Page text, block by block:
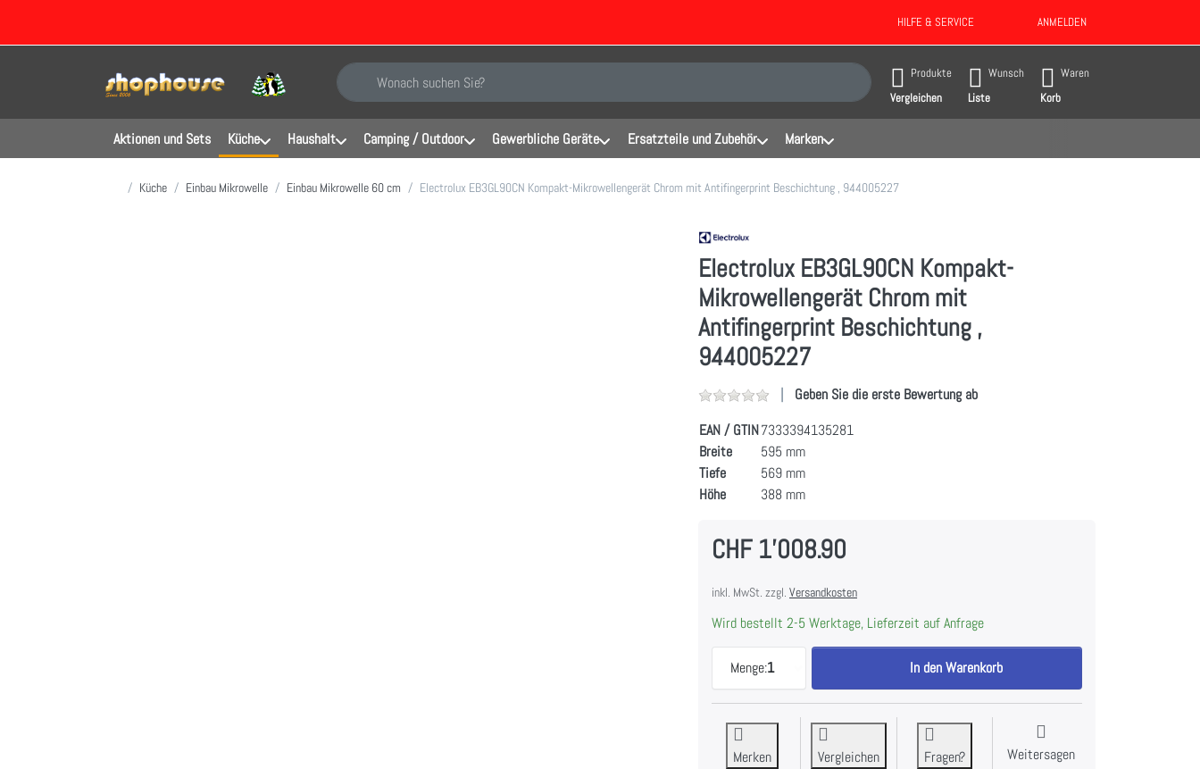
HILFE & SERVICE ANMELDEN
Geben Sie einen Suchbegriff ein. Während Sie tippen, erscheinen automatisch erste Ergebnisse. Drücken Sie die Eingabetaste, um alle Ergebnisse aufzurufen.
Produkte
Vergleichen
Wunsch
Liste
Waren
Korb
Aktionen und Sets Küche Haushalt Camping / Outdoor Gewerbliche Geräte Ersatzteile und Zubehör Marken
Startseite
Küche Einbau Mikrowelle Einbau Mikrowelle 60 cm Electrolux EB3GL90CN Kompakt-Mikrowellengerät Chrom mit Antifingerprint Beschichtung , 944005227
Electrolux EB3GL90CN Kompakt-
Mikrowellengerät Chrom mit
Antifingerprint Beschichtung ,
944005227
Geben Sie die erste Bewertung ab
EAN / GTIN7333394135281
Breite
595 mm
Tiefe
569 mm
Höhe
388 mm
CHF 1'008.90
inkl. MwSt. zzgl. Versandkosten
Wird bestellt 2-5 Werktage, Lieferzeit auf Anfrage
Menge:1
Electrolux EB3GL90CN Kompakt-Mikrowellengerät Chrom mit
In den Warenkorb
Merken Vergleichen Fragen? Weitersagen